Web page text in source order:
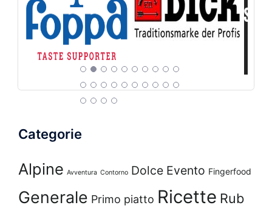
Categorie
Alpine Avventura Contorno Dolce Evento Fingerfood
Generale Primo piatto Ricette Rub